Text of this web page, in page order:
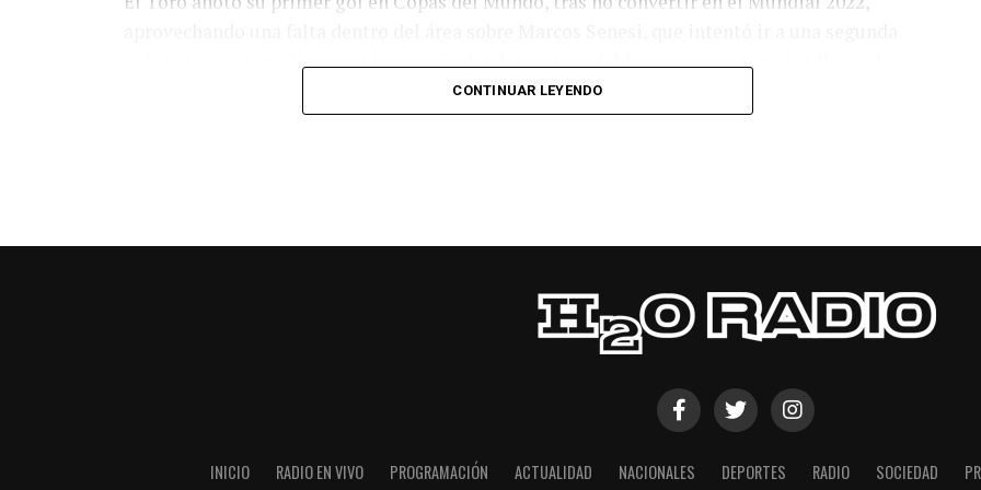
pelota luego de un tiro en el travesaño del delanatero del Inter, pero se terminó llevando una
CONTINUAR LEYENDO
INICIO RADIO EN VIVO PROGRAMACIÓN ACTUALIDAD NACIONALES DEPORTES RADIO SOCIEDAD